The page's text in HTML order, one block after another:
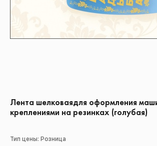
Лента шелковаядля оформления
креплениями на резинках (голубая)
Тип цены: Розница